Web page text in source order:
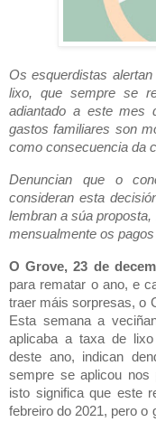
Os esquerdistas
lixo, que sempre se
adiantado a este mes
gastos familiares son
como consecuencia da
Denuncian que o
consideran esta
lembran a súa
mensualmente os
O Grove, 23 de
para rematar o ano, e
traer máis sorpresas, o
Esta semana a
aplicaba a taxa de lixo
deste ano, indican
sempre se aplicou nos
isto significa que este
febreiro do 2021, pero o